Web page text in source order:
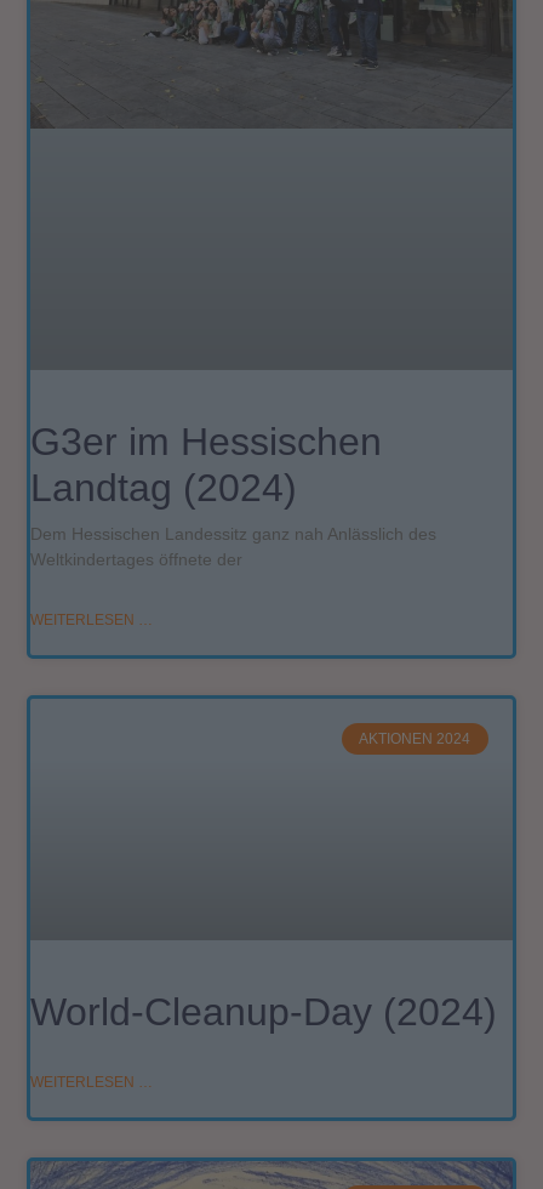
G3er im Hessischen
Landtag (2024)
Dem Hessischen Landessitz ganz nah Anlässlich des
Weltkindertages öffnete der
WEITERLESEN …
AKTIONEN 2024
World-Cleanup-Day (2024)
WEITERLESEN …